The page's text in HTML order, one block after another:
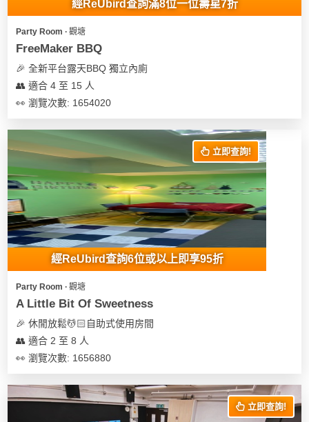
經ReUbird查詢滿8位一位壽星7折
Party Room ∙ 觀塘
FreeMaker BBQ
🎉 全新平台露天BBQ 獨立內廁
👥 適合 4 至 15 人
👀 瀏覽次數: 1654020
立即查詢!
經ReUbird查詢6位或以上即享95折
Party Room ∙ 觀塘
A Little Bit Of Sweetness
🎉 休閒放鬆💆🏻自助式使用房間
👥 適合 2 至 8 人
👀 瀏覽次數: 1656880
立即查詢!